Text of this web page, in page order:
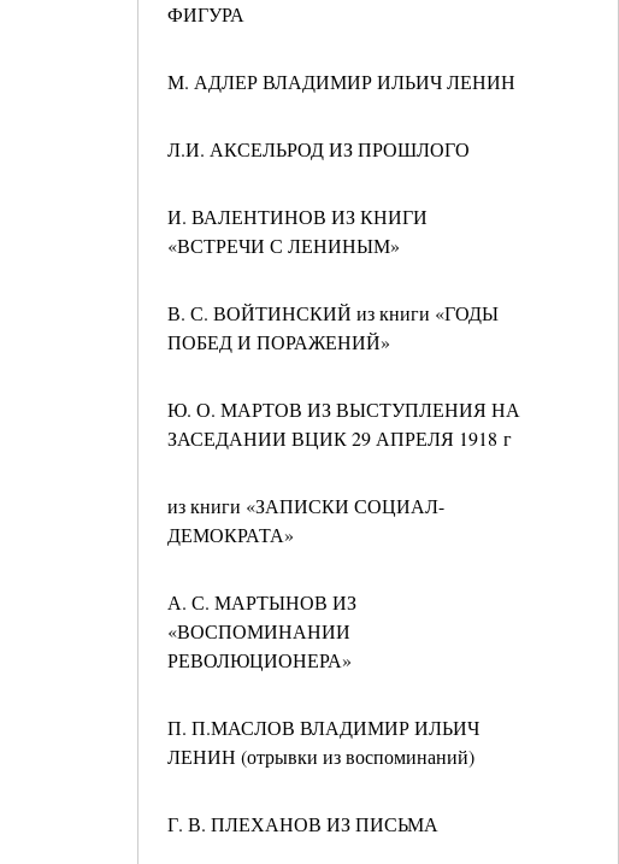
ФИГУРА
М. АДЛЕР ВЛАДИМИР ИЛЬИЧ ЛЕНИН
Л.И. АКСЕЛЬРОД ИЗ ПРОШЛОГО
И. ВАЛЕНТИНОВ ИЗ КНИГИ
«ВСТРЕЧИ С ЛЕНИНЫМ»
В. С. ВОЙТИНСКИЙ из книги «ГОДЫ
ПОБЕД И ПОРАЖЕНИЙ»
Ю. О. МАРТОВ ИЗ ВЫСТУПЛЕНИЯ НА
ЗАСЕДАНИИ ВЦИК 29 АПРЕЛЯ 1918 г
из книги «ЗАПИСКИ СОЦИАЛ-
ДЕМОКРАТА»
А. С. МАРТЫНОВ ИЗ
«ВОСПОМИНАНИИ
РЕВОЛЮЦИОНЕРА»
П. П.МАСЛОВ ВЛАДИМИР ИЛЬИЧ
ЛЕНИН (отрывки из воспоминаний)
Г. В. ПЛЕХАНОВ ИЗ ПИСЬМА